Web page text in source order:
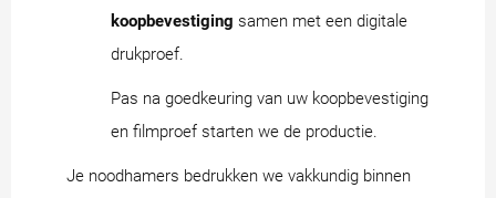
koopbevestiging samen met een digitale
drukproef.
Pas na goedkeuring van uw koopbevestiging
en filmproef starten we de productie.
Je noodhamers bedrukken we vakkundig binnen